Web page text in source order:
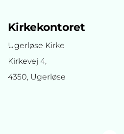
Kirkekontoret
Ugerløse Kirke
Kirkevej 4,
4350, Ugerløse